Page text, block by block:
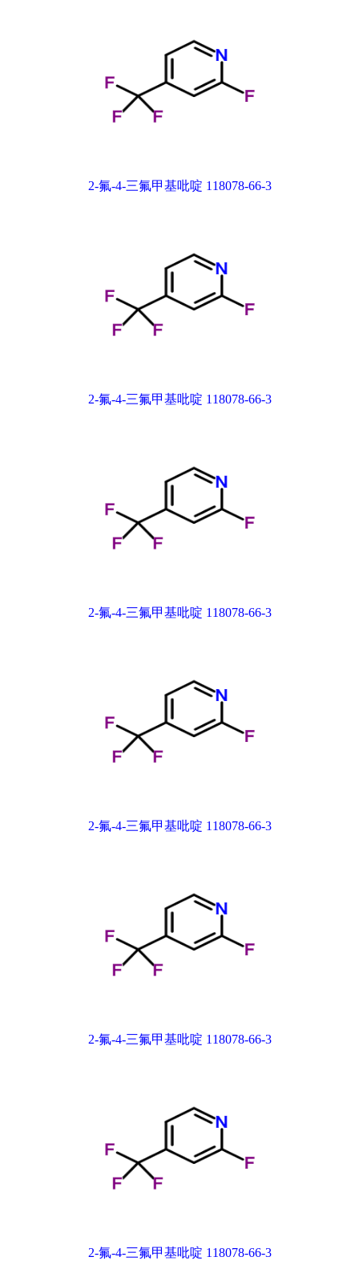
2-氟-4-三氟甲基吡啶 118078-66-3
2-氟-4-三氟甲基吡啶 118078-66-3
2-氟-4-三氟甲基吡啶 118078-66-3
2-氟-4-三氟甲基吡啶 118078-66-3
2-氟-4-三氟甲基吡啶 118078-66-3
2-氟-4-三氟甲基吡啶 118078-66-3